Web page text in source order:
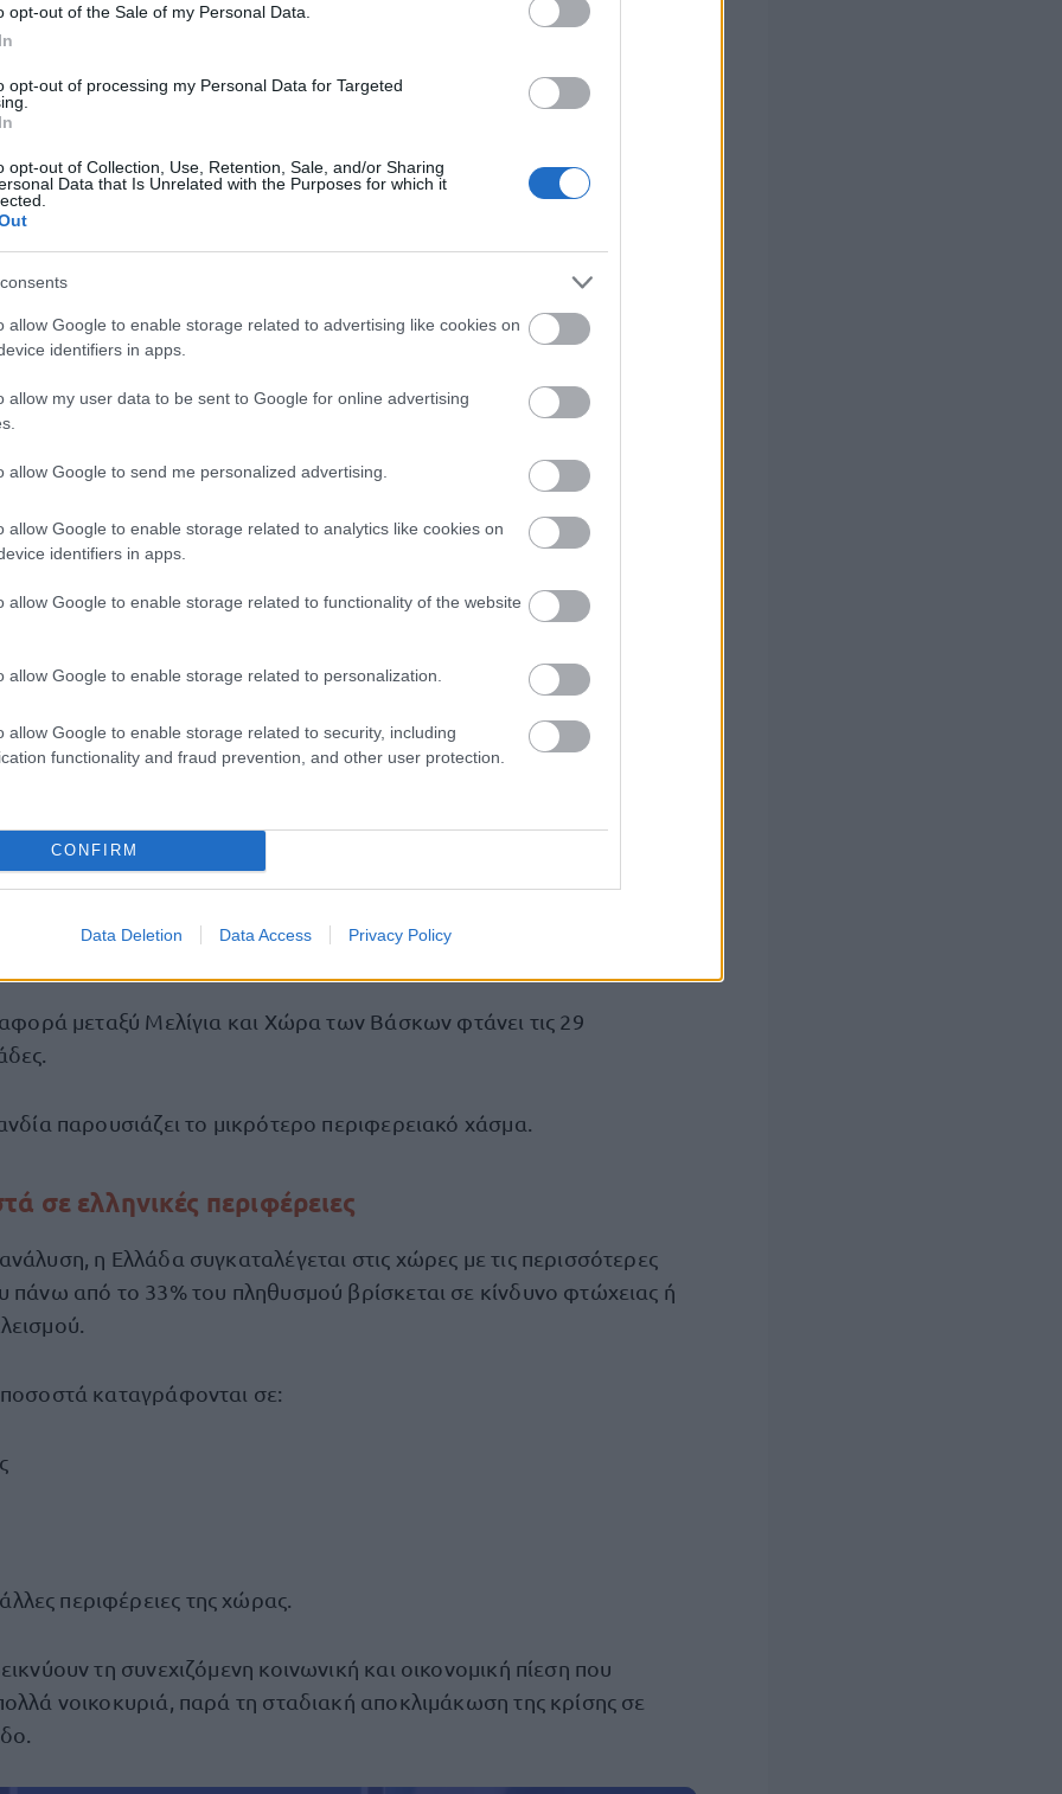
opt-out of the Sale of my Personal Data.
opt-out of processing my Personal Data for Targeted
opt-out of Collection, Use, Retention, Sale, and/or Sharing
Data that Is Unrelated with the Purposes for which it
allow Google to enable storage related to advertising like cookies on
identifiers in apps.
allow my user data to be sent to Google for online advertising
allow Google to send me personalized advertising.
allow Google to enable storage related to analytics like cookies on
identifiers in apps.
allow Google to enable storage related to functionality of the website
allow Google to enable storage related to personalization.
allow Google to enable storage related to security, including
functionality and fraud prevention, and other user protection.
CONFIRM
Data Deletion Data Access Privacy Policy
ποσοστά εμφανίζονται σε πρωτεύουσες της Ανατολικής
Κοιλάδα της Αόστης
μεταξύ Μελίγια και Χώρα των Βάσκων φτάνει τις 29
παρουσιάζει το μικρότερο περιφερειακό χάσμα.
σε ελληνικές περιφέρειες
η Ελλάδα συγκαταλέγεται στις χώρες με τις περισσότερες
πάνω από το 33% του πληθυσμού βρίσκεται σε κίνδυνο φτώχειας ή
ποσοστά καταγράφονται σε:
περιφέρειες της χώρας.
τη συνεχιζόμενη κοινωνική και οικονομική πίεση που
νοικοκυριά, παρά τη σταδιακή αποκλιμάκωση της κρίσης σε